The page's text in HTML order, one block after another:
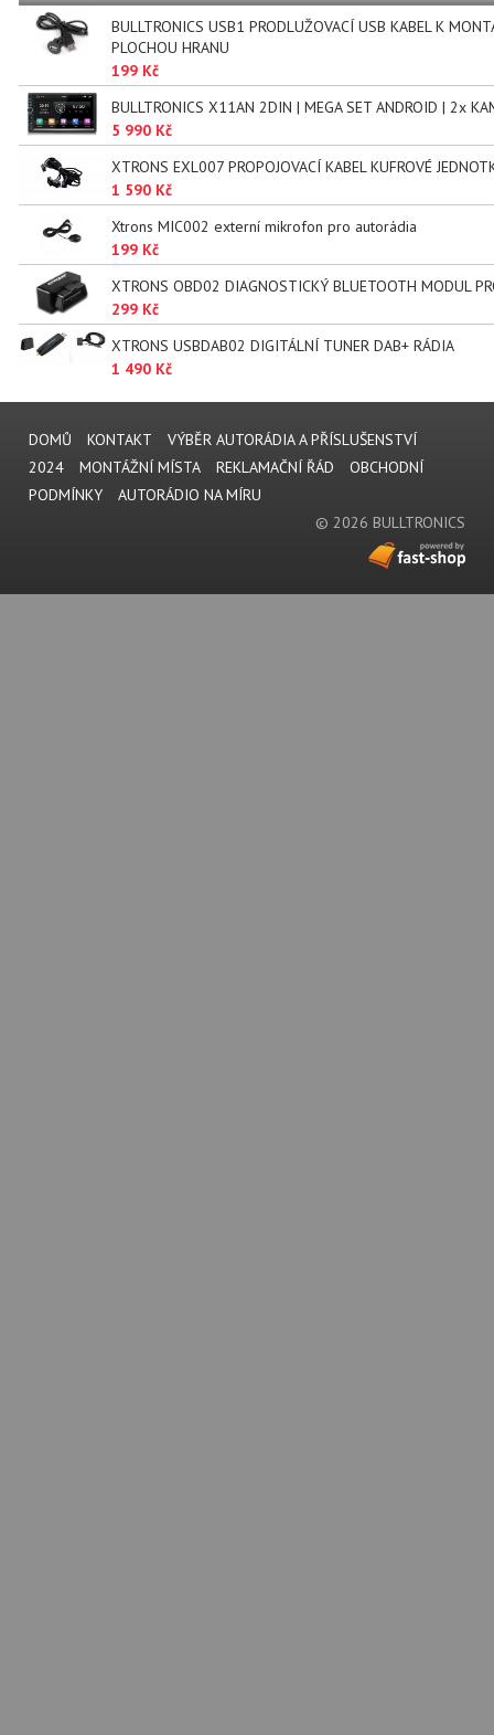
BULLTRONICS USB1 PRODLUŽOVACÍ USB KABEL K
PLOCHOU HRANU
199 Kč
BULLTRONICS X11AN 2DIN | MEGA SET ANDROID | 2x
5 990 Kč
XTRONS EXL007 PROPOJOVACÍ KABEL KUFROVÉ
1 590 Kč
Xtrons MIC002 externí mikrofon pro autorádia
199 Kč
XTRONS OBD02 DIAGNOSTICKÝ BLUETOOTH MODUL
299 Kč
XTRONS USBDAB02 DIGITÁLNÍ TUNER DAB+ RÁDIA
1 490 Kč
DOMŮ KONTAKT
VÝBĚR AUTORÁDIA A PŘÍSLUŠENSTVÍ
2024
MONTÁŽNÍ MÍSTA REKLAMAČNÍ ŘÁD
OBCHODNÍ
PODMÍNKY
AUTORÁDIO NA MÍRU
© 2026 BULLTRONICS